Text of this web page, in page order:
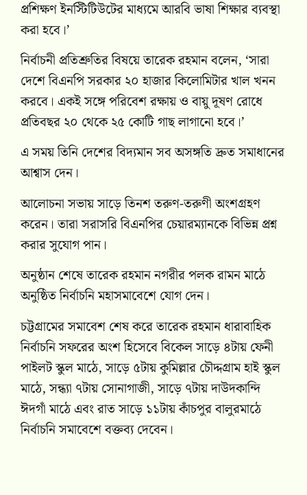
প্রশিক্ষণ ইনস্টিটিউটের মাধ্যমে আরবি ভাষা শিক্ষার ব্যবস্থা
করা হবে।’
নির্বাচনী প্রতিশ্রুতির বিষয়ে তারেক রহমান বলেন, ‘সারা
দেশে বিএনপি সরকার ২০ হাজার কিলোমিটার খাল খনন
করবে। একই সঙ্গে পরিবেশ রক্ষায় ও বায়ু দূষণ রোধে
প্রতিবছর ২০ থেকে ২৫ কোটি গাছ লাগানো হবে।’
এ সময় তিনি দেশের বিদ্যমান সব অসঙ্গতি দ্রুত সমাধানের
আশ্বাস দেন।
আলোচনা সভায় সাড়ে তিনশ তরুণ-তরুণী অংশগ্রহণ
করেন। তারা সরাসরি বিএনপির চেয়ারম্যানকে বিভিন্ন প্রশ্ন
করার সুযোগ পান।
অনুষ্ঠান শেষে তারেক রহমান নগরীর পলক রামন মাঠে
অনুষ্ঠিত নির্বাচনি মহাসমাবেশে যোগ দেন।
চট্টগ্রামের সমাবেশ শেষ করে তারেক রহমান ধারাবাহিক
নির্বাচনি সফরের অংশ হিসেবে বিকেল সাড়ে ৪টায় ফেনী
পাইলট স্কুল মাঠে, সাড়ে ৫টায় কুমিল্লার চৌদ্দগ্রাম হাই স্কুল
মাঠে, সন্ধ্যা ৭টায় সোনাগাজী, সাড়ে ৭টায় দাউদকান্দি
ঈদগাঁ মাঠে এবং রাত সাড়ে ১১টায় কাঁচপুর বালুরমাঠে
নির্বাচনি সমাবেশে বক্তব্য দেবেন।